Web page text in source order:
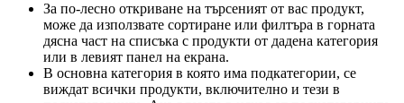
За по-лесно откриване на търсеният от вас продукт,
може да използвате сортиране или филтъра в горната
дясна част на списъка с продукти от дадена категория
или в левият панел на екрана.
В основна категория в която има подкатегории, се
виждат всички продукти, включително и тези в